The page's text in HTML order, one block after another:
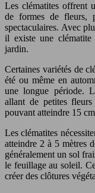
Les clématites offrent
de formes de fleurs,
spectaculaires. Avec
il existe une clématite
jardin.
Certaines variétés de
été ou même en
une longue période.
allant de petites
pouvant atteindre 15
Les clématites
atteindre 2 à 5 mètres
généralement un sol
le feuillage au soleil.
créer des clôtures